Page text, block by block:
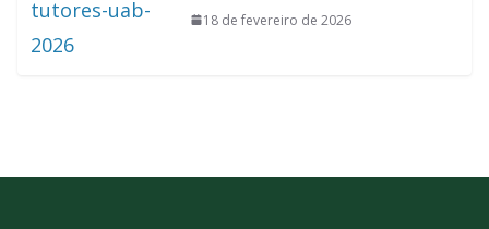
18 de fevereiro de 2026